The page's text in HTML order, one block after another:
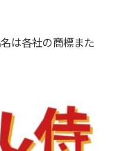
は各社の商標また